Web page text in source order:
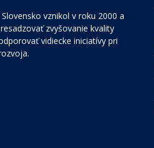
vznikol v roku 2000 a
zvyšovanie kvality
vidiecke iniciatívy pri